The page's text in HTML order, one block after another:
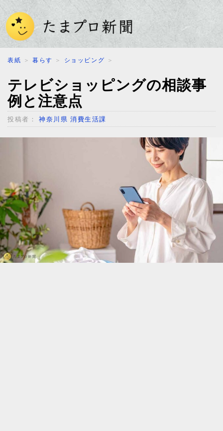
表紙 ＞ 暮らす ＞ ショッピング ＞
テレビショッピングの相談事
例と注意点
投稿者： 神奈川県 消費生活課